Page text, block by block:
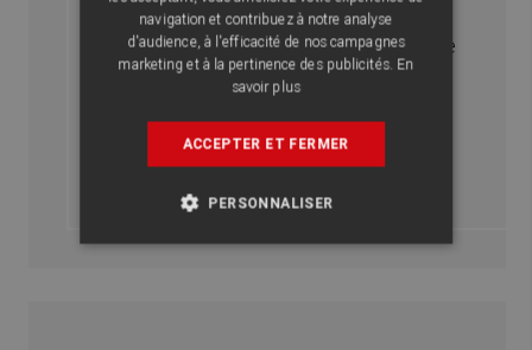
certains fruits ou légumes ou elles
peuvent aussi provenir du système de
plomberie. Votre méthode de
piégeage est excellente pour les
contrôler.
navigation et contribuez à notre analyse
d'audience, à l'efficacité de nos campagnes
marketing et à la pertinence des publicités. En
savoir plus
ACCEPTER ET FERMER
PERSONNALISER